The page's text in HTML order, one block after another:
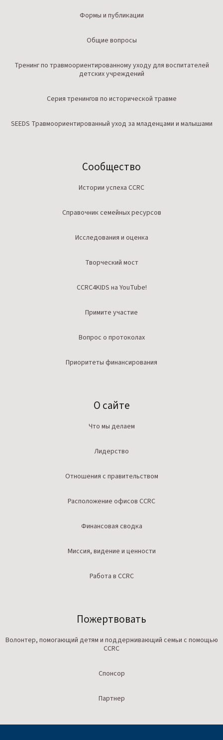
Формы и публикации
Общие вопросы
Тренинг по травмоориентированному уходу для воспитателей
детских учреждений
Серия тренингов по исторической травме
SEEDS Травмоориентированный уход за младенцами и малышами
Сообщество
Истории успеха CCRC
Справочник семейных ресурсов
Исследования и оценка
Творческий мост
CCRC4KIDS на YouTube!
Примите участие
Вопрос о протоколах
Приоритеты финансирования
О сайте
Что мы делаем
Лидерство
Отношения с правительством
Расположение офисов CCRC
Финансовая сводка
Миссия, видение и ценности
Работа в CCRC
Пожертвовать
Волонтер, помогающий детям и поддерживающий семьи с помощью
CCRC
Спонсор
Партнер